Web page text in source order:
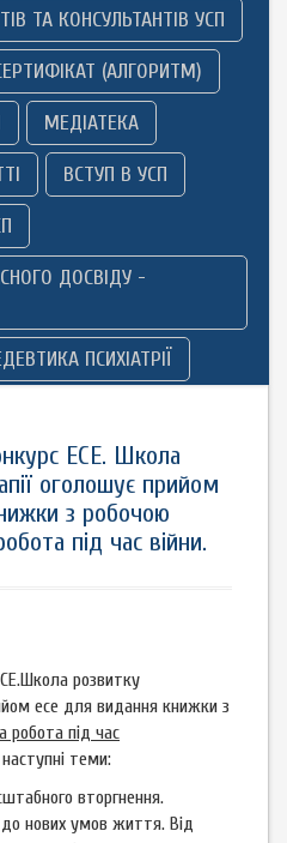
ТА КОНСУЛЬТАНТІВ УСП
(АЛГОРИТМ)
МЕДІАТЕКА
ВСТУП В УСП
ДОСВІДУ -
ПСИХІАТРІЇ
ЕСЕ. Школа
оголошує прийом
з робочою
під час війни.
розвитку
есе для видання книжки з
під час
теми:
вторгнення.
нових умов життя. Від